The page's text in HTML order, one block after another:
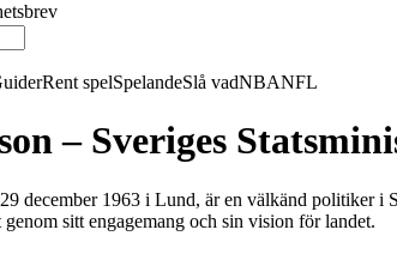
Rent spelSpelandeSlå vadNBANFL
– Sveriges
december 1963 i Lund, är en välkänd politiker i
sitt engagemang och sin vision för landet.